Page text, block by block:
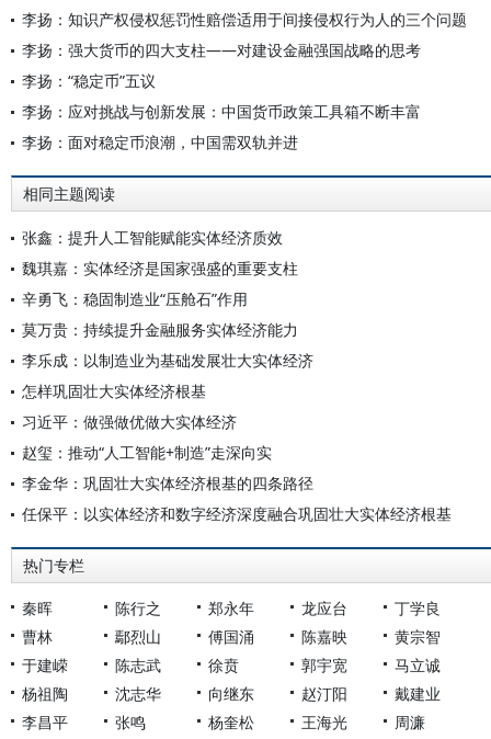
李扬：知识产权侵权惩罚性赔偿适用于间接侵权行为人的三个问题
李扬：强大货币的四大支柱——对建设金融强国战略的思考
李扬：“稳定币”五议
李扬：应对挑战与创新发展：中国货币政策工具箱不断丰富
李扬：面对稳定币浪潮，中国需双轨并进
相同主题阅读
张鑫：提升人工智能赋能实体经济质效
魏琪嘉：实体经济是国家强盛的重要支柱
辛勇飞：稳固制造业“压舱石”作用
莫万贵：持续提升金融服务实体经济能力
李乐成：以制造业为基础发展壮大实体经济
怎样巩固壮大实体经济根基
习近平：做强做优做大实体经济
赵玺：推动“人工智能+制造”走深向实
李金华：巩固壮大实体经济根基的四条路径
任保平：以实体经济和数字经济深度融合巩固壮大实体经济根基
热门专栏
秦晖 陈行之 郑永年 龙应台
丁学良
曹林
鄢烈山 傅国涌 陈嘉映
黄宗智
于建嵘
陈志武 徐贲 郭宇宽
马立诚
杨祖陶
沈志华 向继东 赵汀阳
戴建业
李昌平
张鸣 杨奎松 王海光 周濂